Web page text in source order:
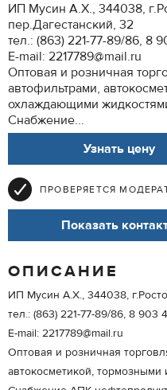
ИП Мусин А.Х., 344038,
пер.Дагестанский, 32
тел.: (863) 221-77-89/86, 8
Е-mail: 2217789@mail.ru
Оптовая и розничная
автофильтрами,
охлаждающими
Снабжение...
Узнать цену
ПРОВЕРЯЕТСЯ
Показать
ОПИСАНИЕ
ИП Мусин А.Х., 344038,
тел.: (863) 221-77-89/86, 8 903
Е-mail: 2217789@mail.ru
Оптовая и розничная
автокосметикой,